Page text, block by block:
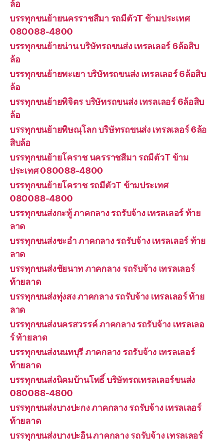
ล้อ
บรรทุกขนย้ายนครราชสีมา รถมีตัวT ข้ามประเทศ
080088-4800
บรรทุกขนย้ายน่าน บริษัทรถขนส่ง เทรลเลอร์ 6ล้อสิบ
ล้อ
บรรทุกขนย้ายพะเยา บริษัทรถขนส่ง เทรลเลอร์ 6ล้อสิบ
ล้อ
บรรทุกขนย้ายพิจิตร บริษัทรถขนส่ง เทรลเลอร์ 6ล้อสิบ
ล้อ
บรรทุกขนย้ายพิษณุโลก บริษัทรถขนส่ง เทรลเลอร์ 6ล้อ
สิบล้อ
บรรทุกขนย้ายโคราช นครราชสีมา รถมีตัวT ข้าม
ประเทศ 080088-4800
บรรทุกขนย้ายโคราช รถมีตัวT ข้ามประเทศ
080088-4800
บรรทุกขนส่งกะทู้ ภาคกลาง รถรับจ้าง เทรลเลอร์ ท้าย
ลาด
บรรทุกขนส่งชะอำ ภาคกลาง รถรับจ้าง เทรลเลอร์ ท้าย
ลาด
บรรทุกขนส่งชัยนาท ภาคกลาง รถรับจ้าง เทรลเลอร์
ท้ายลาด
บรรทุกขนส่งทุ่งสง ภาคกลาง รถรับจ้าง เทรลเลอร์ ท้าย
ลาด
บรรทุกขนส่งนครสวรรค์ ภาคกลาง รถรับจ้าง เทรลเลอ
ร์ ท้ายลาด
บรรทุกขนส่งนนทบุรี ภาคกลาง รถรับจ้าง เทรลเลอร์
ท้ายลาด
บรรทุกขนส่งนิคมบ้านโพธิ์ บริษัทรถเทรลเลอร์ขนส่ง
080088-4800
บรรทุกขนส่งบางปะกง ภาคกลาง รถรับจ้าง เทรลเลอร์
ท้ายลาด
บรรทุกขนส่งบางปะอิน ภาคกลาง รถรับจ้าง เทรลเลอร์